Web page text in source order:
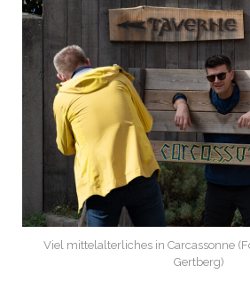
Viel mittelalterliches in Carcassonne
Gertberg)